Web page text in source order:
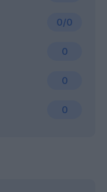
0
0/0
0
0